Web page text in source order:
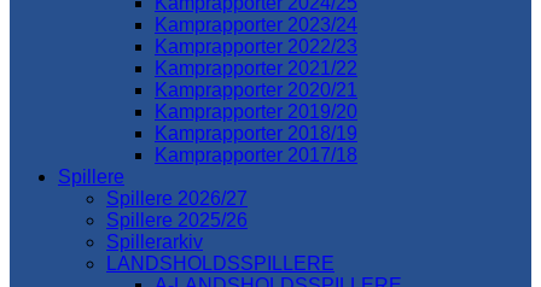
Kamprapporter 2023/24
Kamprapporter 2022/23
Kamprapporter 2021/22
Kamprapporter 2020/21
Kamprapporter 2019/20
Kamprapporter 2018/19
Kamprapporter 2017/18
Spillere
Spillere 2026/27
Spillere 2025/26
Spillerarkiv
LANDSHOLDSSPILLERE